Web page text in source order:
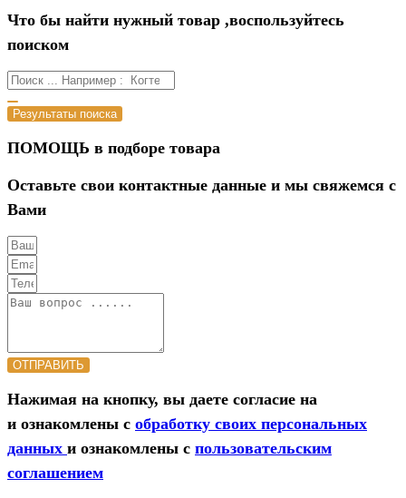
Что бы найти нужный товар ,воспользуйтесь
поиском
Результаты поиска
ПОМОЩЬ в подборе товара
Оставьте свои контактные данные и мы свяжемся с
Вами
ОТПРАВИТЬ
Нажимая на кнопку, вы даете согласие на
и ознакомлены с обработку своих персональных
данных и ознакомлены с пользовательским
соглашением